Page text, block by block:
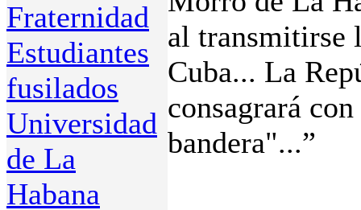
Fraternidad
Estudiantes
fusilados
Universidad
de La
Habana
al transmitirse
Cuba... La
consagrará
bandera"...”